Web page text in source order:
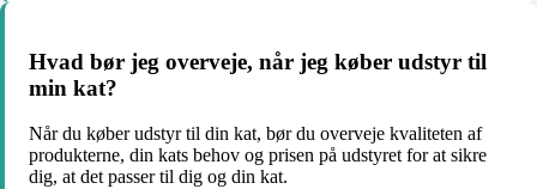
Hvad bør jeg overveje, når jeg køber udstyr til
min kat?
Når du køber udstyr til din kat, bør du overveje kvaliteten af
produkterne, din kats behov og prisen på udstyret for at sikre
dig, at det passer til dig og din kat.